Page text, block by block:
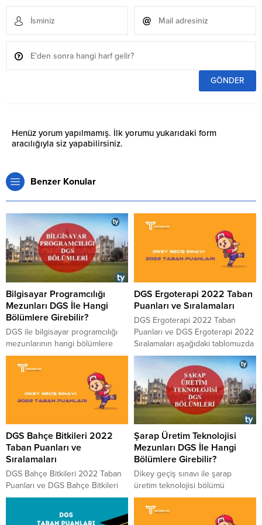
Henüz yorum yapılmamış. İlk yorumu yukarıdaki form
aracılığıyla siz yapabilirsiniz.
Benzer Konular
Bilgisayar Programcılığı
Mezunları DGS İle Hangi
Bölümlere Girebilir?
DGS ile bilgisayar programcılığı
mezunlarının hangi bölümlere
geçiş hakkı bulunmaktadır,
önlisans bölümü olan bilgisayar
programcılığı bölümü mezunları
hangi bölümlere DGS ile geçebilir,
2 yıllıktan 4 yıllığa nasıl geçiş
bölümü mezunları DGS’ye girerek
girebilme hakkı olan bölümleri
nasıl ve ne şekilde tercih
edebilirler, bilgisayar programcılığı
DGS bölümleri nelerdir...
DGS Ergoterapi 2022 Taban
Puanları ve Sıralamaları
DGS Ergoterapi 2022 Taban
Puanları ve DGS Ergoterapi 2022
Sıralamaları aşağıdaki tablomuzda
paylaşılmıştır. 2022 yılında
DGS’ye girecek adaylara fikir ve
bilgi vermesi için paylaştığımız
tablo ÖSYM tarafından yayınlanan
güncel rakamları içermektedir.
Ergoterapi 2022 DGS Taban
Puanları için aşağıdaki listeyi
inceleyebilirsiniz. Puanlar
yüksekten düşüğe doğru
sıralanmıştır. 4 Yıllık Bölümlerin
2022 Taban Puanları...
DGS Bahçe Bitkileri 2022
Taban Puanları ve
Sıralamaları
DGS Bahçe Bitkileri 2022 Taban
Puanları ve DGS Bahçe Bitkileri
2022 Sıralamaları aşağıdaki
yılında DGS’ye girecek adaylara
Şarap Üretim Teknolojisi
Mezunları DGS İle Hangi
Bölümlere Girebilir?
​​​​​​​Dikey geçiş sınavı ile şarap
üretim teknolojisi bölümü
mezunları hangi bölümlere
girebilir, 2 yıllık bölüm mezunları 4
yıllık bölümlere nasıl geçebilir,